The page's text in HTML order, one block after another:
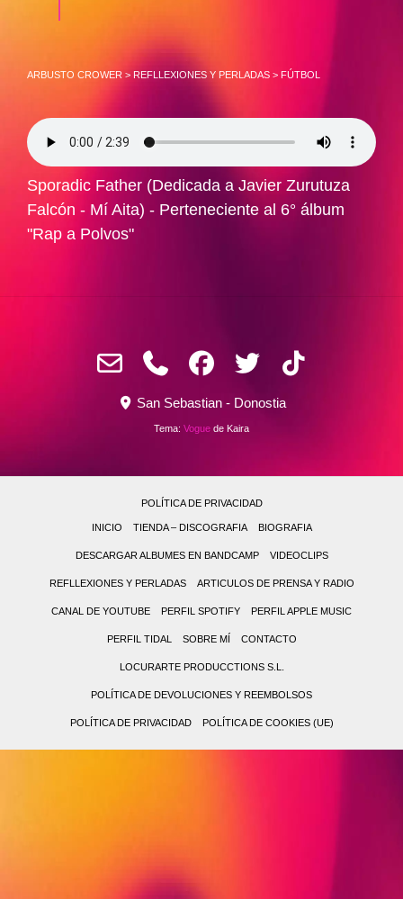
ARBUSTO CROWER > REFLLEXIONES Y PERLADAS > FÚTBOL
Sporadic Father (Dedicada a Javier Zurutuza
Falcón - Mí Aita) - Perteneciente al 6° álbum
"Rap a Polvos"
San Sebastian - Donostia
Tema: Vogue de Kaira
POLÍTICA DE PRIVACIDAD
INICIO TIENDA – DISCOGRAFIA BIOGRAFIA
DESCARGAR ALBUMES EN BANDCAMP VIDEOCLIPS
REFLLEXIONES Y PERLADAS ARTICULOS DE PRENSA Y RADIO
CANAL DE YOUTUBE PERFIL SPOTIFY PERFIL APPLE MUSIC
PERFIL TIDAL SOBRE MÍ CONTACTO
LOCURARTE PRODUCCTIONS S.L.
POLÍTICA DE DEVOLUCIONES Y REEMBOLSOS
POLÍTICA DE PRIVACIDAD POLÍTICA DE COOKIES (UE)